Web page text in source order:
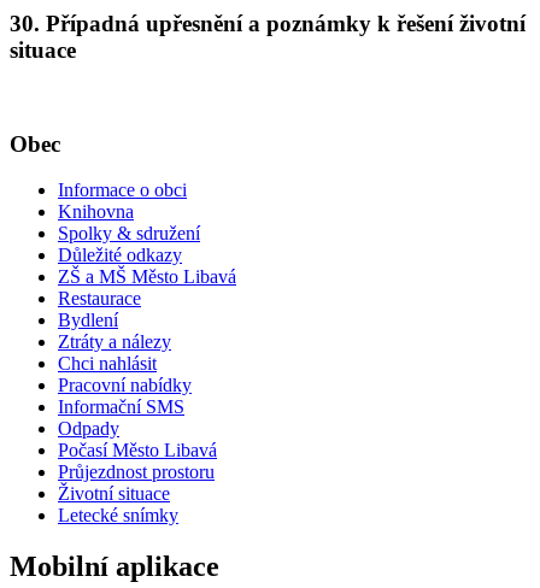
30. Případná upřesnění a poznámky k řešení životní
situace
Obec
Informace o obci
Knihovna
Spolky & sdružení
Důležité odkazy
ZŠ a MŠ Město Libavá
Restaurace
Bydlení
Ztráty a nálezy
Chci nahlásit
Pracovní nabídky
Informační SMS
Odpady
Počasí Město Libavá
Průjezdnost prostoru
Životní situace
Letecké snímky
Mobilní aplikace